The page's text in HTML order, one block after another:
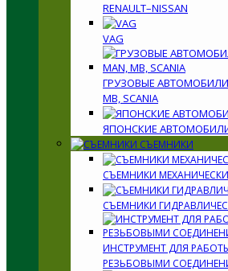
RENAULT–NISSAN
VAG
ГРУЗОВЫЕ АВТОМОБИЛИ
MB, SCANIA
ЯПОНСКИЕ
СЪЕМНИКИ
СЪЕМНИКИ
СЪЕМНИКИ
ИНСТРУМЕНТ ДЛЯ
РЕЗЬБОВЫМИ